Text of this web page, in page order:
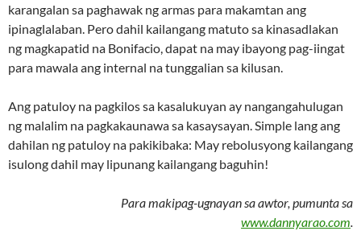
karangalan sa paghawak ng armas para makamtan ang
ipinaglalaban. Pero dahil kailangang matuto sa kinasadlakan
ng magkapatid na Bonifacio, dapat na may ibayong pag-iingat
para mawala ang internal na tunggalian sa kilusan.
Ang patuloy na pagkilos sa kasalukuyan ay nangangahulugan
ng malalim na pagkakaunawa sa kasaysayan. Simple lang ang
dahilan ng patuloy na pakikibaka: May rebolusyong kailangang
isulong dahil may lipunang kailangang baguhin!
Para makipag-ugnayan sa awtor, pumunta sa
www.dannyarao.com.